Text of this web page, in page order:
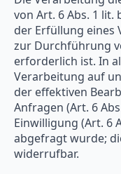
von Art. 6 Abs. 1 lit.
der Erfüllung eines
zur Durchführung
erforderlich ist. In
Verarbeitung auf
der effektiven
Anfragen (Art. 6
Einwilligung (Art. 6
abgefragt wurde;
widerrufbar.